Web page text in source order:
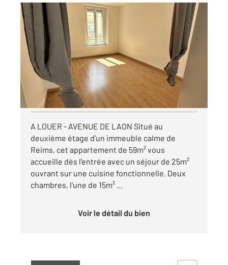
REIMS 51
58,72 m
, 3 pièces
Ref : 17537
Appartement F3 à louer
750 €
par mois charges comprises
Visiter le site dédié
A LOUER - AVENUE DE LAON Situé au
deuxième étage d'un immeuble calme de
Reims, cet appartement de 59m² vous
accueille dès l'entrée avec un séjour de 25m²
ouvrant sur une cuisine fonctionnelle. Deux
chambres, l'une de 15m² ...
Voir le détail du bien